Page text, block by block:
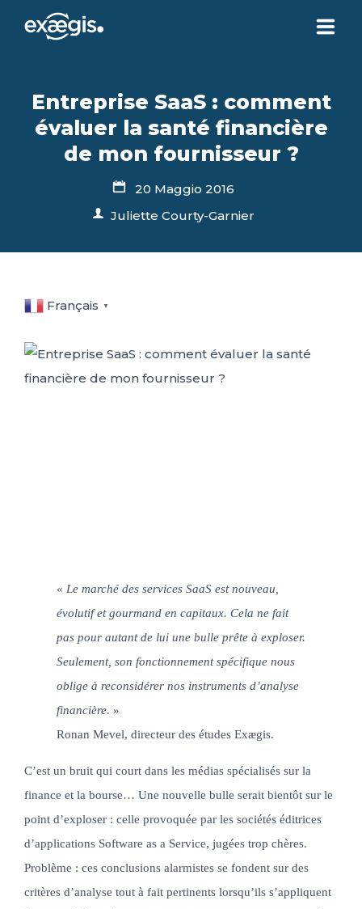
LE NOSTRE OFFERTE
Entreprise SaaS : comment
évaluer la santé financière
de mon fournisseur ?
20 Maggio 2016
Juliette Courty-Garnier
Français ▼
« Le marché des services SaaS est nouveau,
évolutif et gourmand en capitaux. Cela ne fait
pas pour autant de lui une bulle prête à exploser.
Seulement, son fonctionnement spécifique nous
oblige à reconsidérer nos instruments d’analyse
financière. »
Ronan Mevel, directeur des études Exægis.
C’est un bruit qui court dans les médias spécialisés sur la
finance et la bourse… Une nouvelle bulle serait bientôt sur le
point d’exploser : celle provoquée par les sociétés éditrices
d’applications Software as a Service, jugées trop chères.
Problème : ces conclusions alarmistes se fondent sur des
critères d’analyse tout à fait pertinents lorsqu’ils s’appliquent